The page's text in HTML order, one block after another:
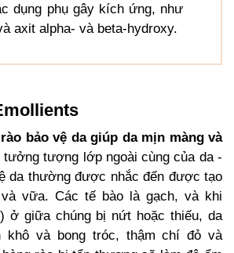
dụng phụ gây kích ứng, như
axit alpha- và beta-hydroxy.
bảo vệ da giúp da mịn màng và
tưởng tượng lớp ngoài cùng của da -
da thường được nhắc đến được tạo
vữa. Các tế bào là gạch, và khi
ở giữa chúng bị nứt hoặc thiếu, da
khô và bong tróc, thậm chí đỏ và